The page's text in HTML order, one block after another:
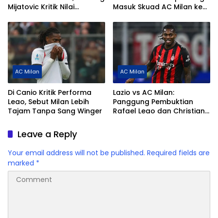
Mijatovic Kritik Nilai
Masuk Skuad AC Milan ke
AC Milan
Di Canio Kritik Performa
Leao, Sebut Milan Lebih
Tajam Tanpa Sang Winger
AC Milan
Lazio vs AC Milan:
Panggung Pembuktian
Rafael Leao dan Christian
Leave a Reply
Your email address will not be published. Required fields are
marked *